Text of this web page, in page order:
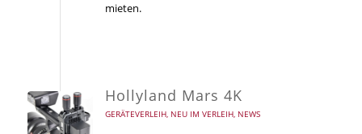
mieten.
Hollyland Mars 4K
GERÄTEVERLEIH, NEU IM VERLEIH, NEWS